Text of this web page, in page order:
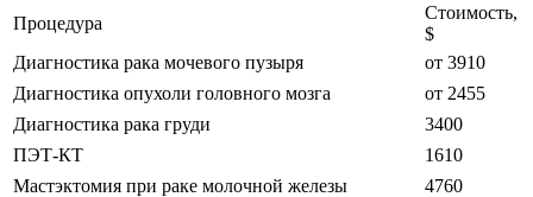
Процедура
Стоимость,
$
Диагностика рака мочевого пузыря
от 3910
Диагностика опухоли головного мозга
от 2455
Диагностика рака груди
3400
ПЭТ-КТ
1610
Мастэктомия при раке молочной железы
4760